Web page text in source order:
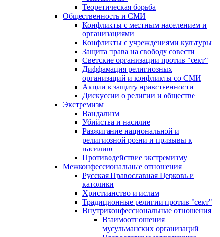
Теоретическая борьба
Общественность и СМИ
Конфликты с местным населением и
организациями
Конфликты с учреждениями культуры
Защита права на свободу совести
Светские организации против "сект"
Диффамация религиозных
организаций и конфликты со СМИ
Акции в защиту нравственности
Дискуссии о религии и обществе
Экстремизм
Вандализм
Убийства и насилие
Разжигание национальной и
религиозной розни и призывы к
насилию
Противодействие экстремизму
Межконфессиональные отношения
Русская Православная Церковь и
католики
Христианство и ислам
Традиционные религии против "сект"
Внутриконфессиональные отношения
Взаимоотношения
мусульманских организаций